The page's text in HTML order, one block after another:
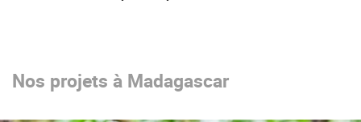
Nos projets à Madagascar